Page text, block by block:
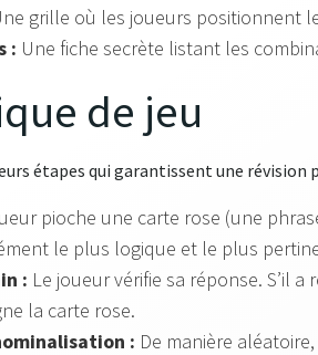
grille où les joueurs positionnent
: Une fiche secrète listant les
de jeu
étapes qui garantissent une
pioche une carte rose (une
le plus logique et le plus
: Le joueur vérifie sa réponse. S’il
la carte rose.
: De manière